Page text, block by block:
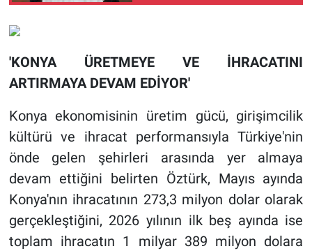
'KONYA ÜRETMEYE VE İHRACATINI
ARTIRMAYA DEVAM EDİYOR'
Konya ekonomisinin üretim gücü, girişimcilik
kültürü ve ihracat performansıyla Türkiye'nin
önde gelen şehirleri arasında yer almaya
devam ettiğini belirten Öztürk, Mayıs ayında
Konya'nın ihracatının 273,3 milyon dolar olarak
gerçekleştiğini, 2026 yılının ilk beş ayında ise
toplam ihracatın 1 milyar 389 milyon dolara